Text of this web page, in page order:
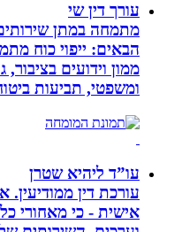
עורך דין שי
מתמחה במתן שירותים
הבאים: ייפוי כוח מתמשך,
ממון וידועים בציבור,
ומשפטי, תביעות ביטוח
עו”ד ליהיא שטרן
עורכת דין ממודיעין. אני
אישית - כי מאחורי כל